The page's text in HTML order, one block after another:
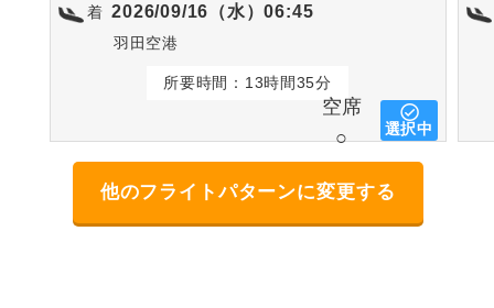
着 2026/09/16（水）06:45
羽田空港
所要時間：13時間35分
空席
○
選択中
他のフライトパターンに変更する